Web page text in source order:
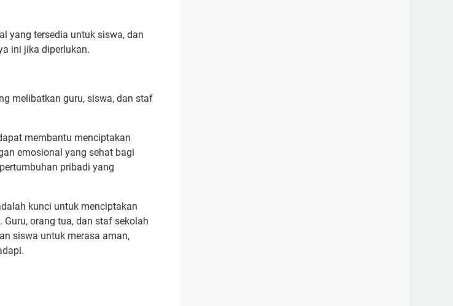
yang tersedia untuk siswa, dan
ini jika diperlukan.
melibatkan guru, siswa, dan staf
membantu menciptakan
emosional yang sehat bagi
pribadi yang
kunci untuk menciptakan
orang tua, dan staf sekolah
siswa untuk merasa aman,